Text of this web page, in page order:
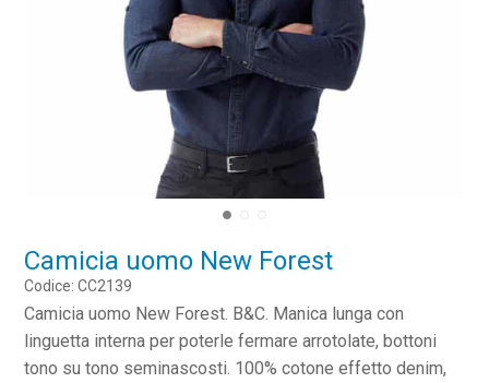
Camicia uomo New Forest
Codice: CC2139
Camicia uomo New Forest. B&C. Manica lunga con
linguetta interna per poterle fermare arrotolate, bottoni
tono su tono seminascosti. 100% cotone effetto denim,